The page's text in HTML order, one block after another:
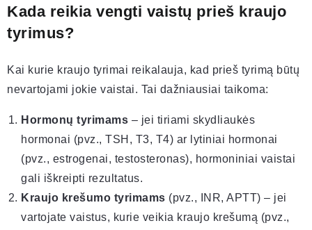
Kada reikia vengti vaistų prieš kraujo
tyrimus?
Kai kurie kraujo tyrimai reikalauja, kad prieš tyrimą būtų
nevartojami jokie vaistai. Tai dažniausiai taikoma:
Hormonų tyrimams – jei tiriami skydliaukės
hormonai (pvz., TSH, T3, T4) ar lytiniai hormonai
(pvz., estrogenai, testosteronas), hormoniniai vaistai
gali iškreipti rezultatus.
Kraujo krešumo tyrimams (pvz., INR, APTT) – jei
vartojate vaistus, kurie veikia kraujo krešumą (pvz.,